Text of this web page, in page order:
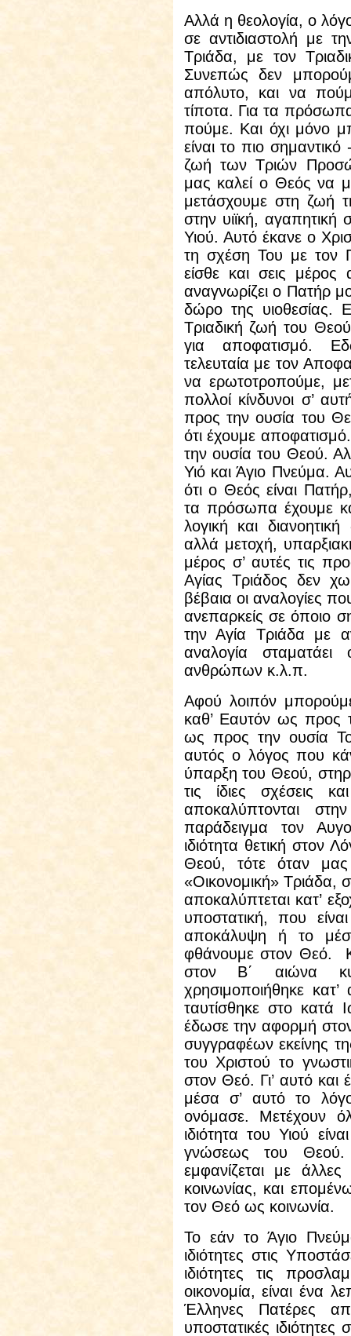
Αλλά η θεολογία, ο
σε αντιδιαστολή με
Τριάδα, με τον
Συνεπώς δεν
απόλυτο, και να
τίποτα. Για τα
πούμε. Και όχι μόνο
είναι το πιο
ζωή των Τριών
μας καλεί ο Θεός να
μετάσχουμε στη ζωή
στην υιϊκή,
Υιού. Αυτό έκανε ο
τη σχέση Του με τον
είσθε και σεις
αναγνωρίζει ο Πατήρ
δώρο της υιοθεσίας.
Τριαδική ζωή του
για αποφατισμό.
τελευταία με τον
να ερωτοτροπούμε,
πολλοί κίνδυνοι σ’
προς την ουσία του
ότι έχουμε
την ουσία του Θεού.
Υιό και Άγιο Πνεύμα.
ότι ο Θεός είναι
τα πρόσωπα έχουμε
λογική και διανοητική
αλλά μετοχή,
μέρος σ’ αυτές τις
Αγίας Τριάδος δεν
βέβαια οι αναλογίες
ανεπαρκείς σε όποιο
την Αγία Τριάδα με
αναλογία
ανθρώπων κ.λ.π.
Αφού λοιπόν
καθ’ Εαυτόν ως προς
ως προς την ουσία
αυτός ο λόγος που
ύπαρξη του Θεού,
τις ίδιες σχέσεις
αποκαλύπτονται
παράδειγμα τον
ιδιότητα θετική στον
Θεού, τότε όταν
«Οικονομική» Τριάδα,
αποκαλύπτεται κατ’
υποστατική, που
αποκάλυψη ή το
φθάνουμε στον Θεό.
στον Β΄ αιώνα
χρησιμοποιήθηκε
ταυτίσθηκε στο κατά
έδωσε την αφορμή
συγγραφέων εκείνης
του Χριστού το
στον Θεό. Γι’ αυτό και
μέσα σ’ αυτό το
ονόμασε. Μετέχουν
ιδιότητα του Υιού
γνώσεως του
εμφανίζεται με
κοινωνίας, και
τον Θεό ως κοινωνία.
Το εάν το Άγιο
ιδιότητες στις
ιδιότητες τις
οικονομία, είναι ένα
Έλληνες Πατέρες
υποστατικές